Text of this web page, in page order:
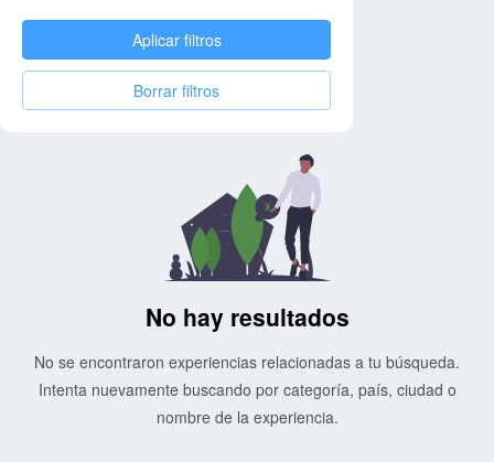
Aplicar filtros
Borrar filtros
No hay resultados
No se encontraron experiencias relacionadas a tu búsqueda.
Intenta nuevamente buscando por categoría, país, ciudad o
nombre de la experiencia.